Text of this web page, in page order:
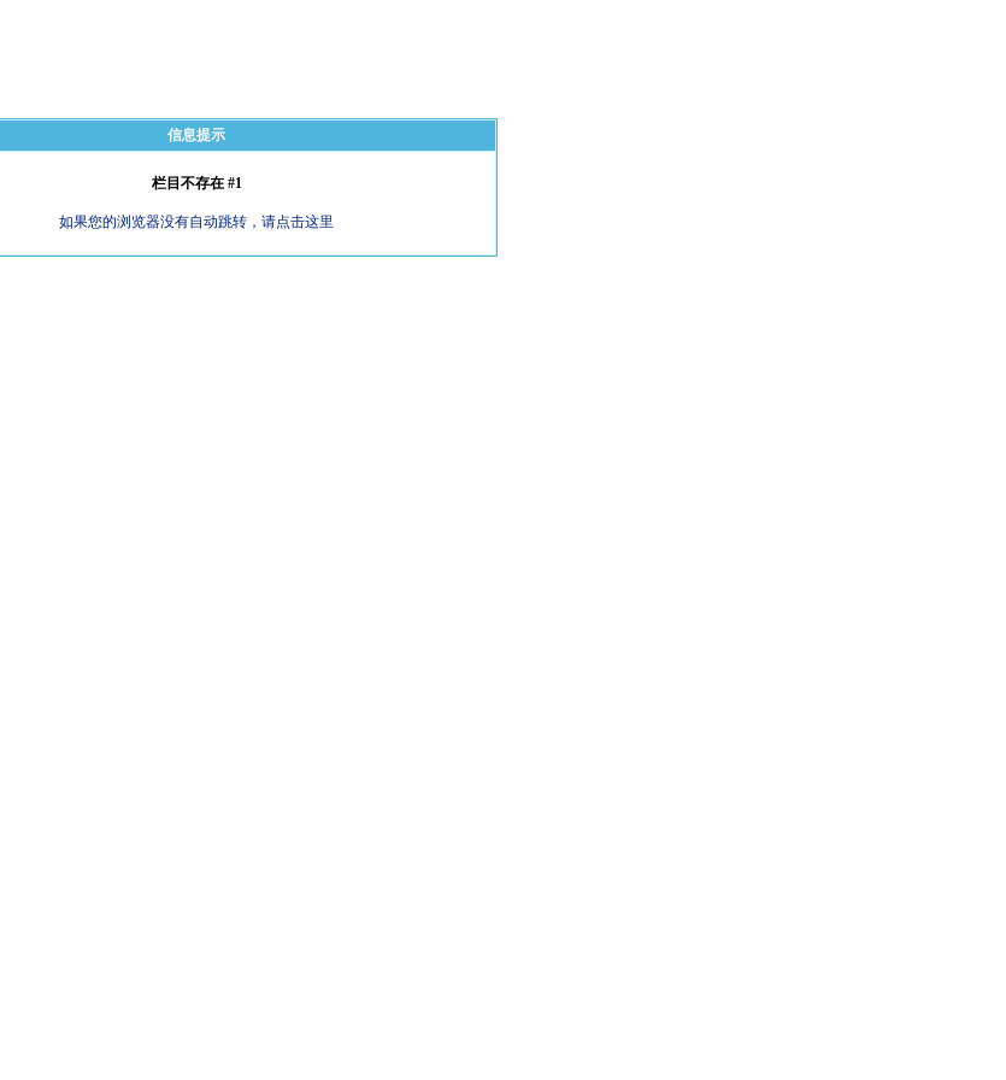
信息提示
栏目不存在 #1
如果您的浏览器没有自动跳转，请点击这里